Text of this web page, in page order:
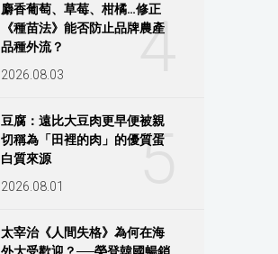
4
麝香葡萄、草莓、柑橘…修正
《種苗法》能否防止品牌農產
品種外流？
2026.08.03
5
豆腐：遠比大豆肉更早便被親
切稱為「田裡的肉」的優質蛋
白質來源
2026.08.01
太宰治《人間失格》為何在海
外大受歡迎？──榮登韓國暢銷